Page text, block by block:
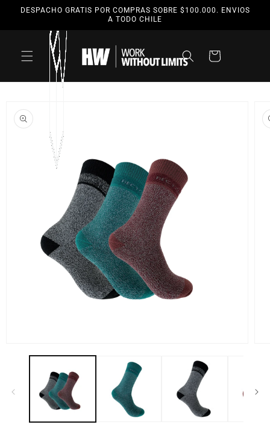
directamente
DESPACHO GRATIS POR COMPRAS SOBRE $100.000. ENVIOS
A TODO CHILE
Carrito
a la
información
del producto
elemento
una
una